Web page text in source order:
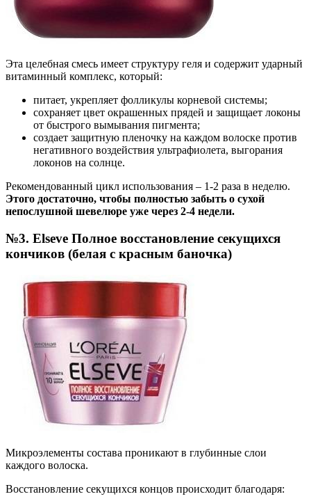
Эта целебная смесь имеет структуру геля и содержит ударный
витаминный комплекс, который:
питает, укрепляет фолликулы корневой системы;
сохраняет цвет окрашенных прядей и защищает локоны
от быстрого вымывания пигмента;
создает защитную пленочку на каждом волоске против
негативного воздействия ультрафиолета, выгорания
локонов на солнце.
Рекомендованный цикл использования – 1-2 раза в неделю.
Этого достаточно, чтобы полностью забыть о сухой
непослушной шевелюре уже через 2-4 недели.
№3. Elseve Полное восстановление секущихся
кончиков (белая с красным баночка)
Микроэлементы состава проникают в глубинные слои
каждого волоска.
Восстановление секущихся концов происходит благодаря: